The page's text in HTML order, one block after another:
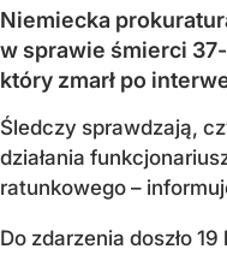
Niemiecka
w sprawie śmierci
który zmarł po
Śledczy sprawdzają,
działania
ratunkowego –
Do zdarzenia doszło